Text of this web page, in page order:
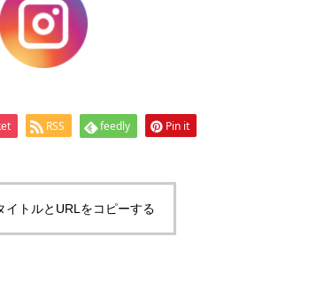
RSS feedly Pin it
イトルとURLをコピーする